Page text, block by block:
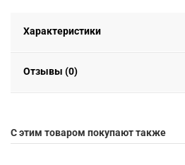
Характеристики
Отзывы (0)
С этим товаром покупают также